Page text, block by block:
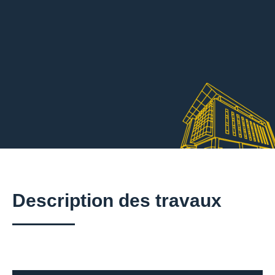
Description des travaux